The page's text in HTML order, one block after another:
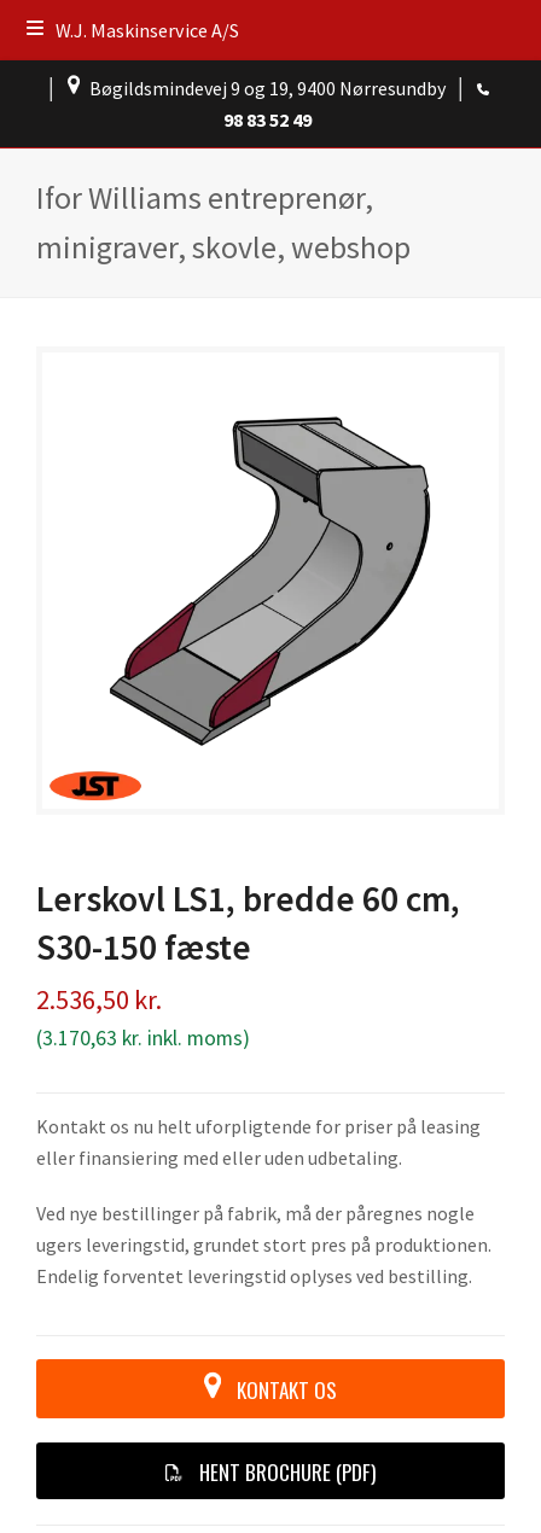
W.J. Maskinservice A/S
Bøgildsmindevej 9 og 19, 9400 Nørresundby
98 83 52 49
Ifor Williams entreprenør,
minigraver, skovle, webshop
Lerskovl LS1, bredde 60 cm,
S30-150 fæste
2.536,50 kr.
(3.170,63 kr. inkl. moms)
Kontakt os nu helt uforpligtende for priser på leasing
eller finansiering med eller uden udbetaling.
Ved nye bestillinger på fabrik, må der påregnes nogle
ugers leveringstid, grundet stort pres på produktionen.
Endelig forventet leveringstid oplyses ved bestilling.
KONTAKT OS
HENT BROCHURE (PDF)